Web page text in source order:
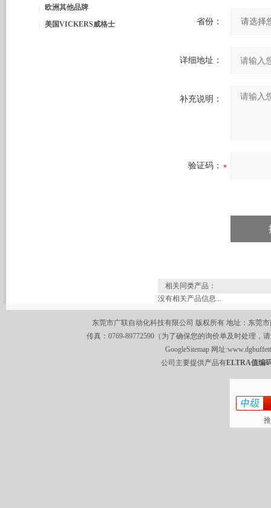
欧洲其他品牌
美国VICKERS威格士
省份：
详细地址：
补充说明：
验证码：
相关同类产品：
没有相关产品信息...
东莞市广联自动化科技有限公司 版权所有 地址：东莞
传真：0769-89772590（为了确保您的询价单及时处理，
GoogleSitemap 网址:
公司主要提供产品有ELTRA值编